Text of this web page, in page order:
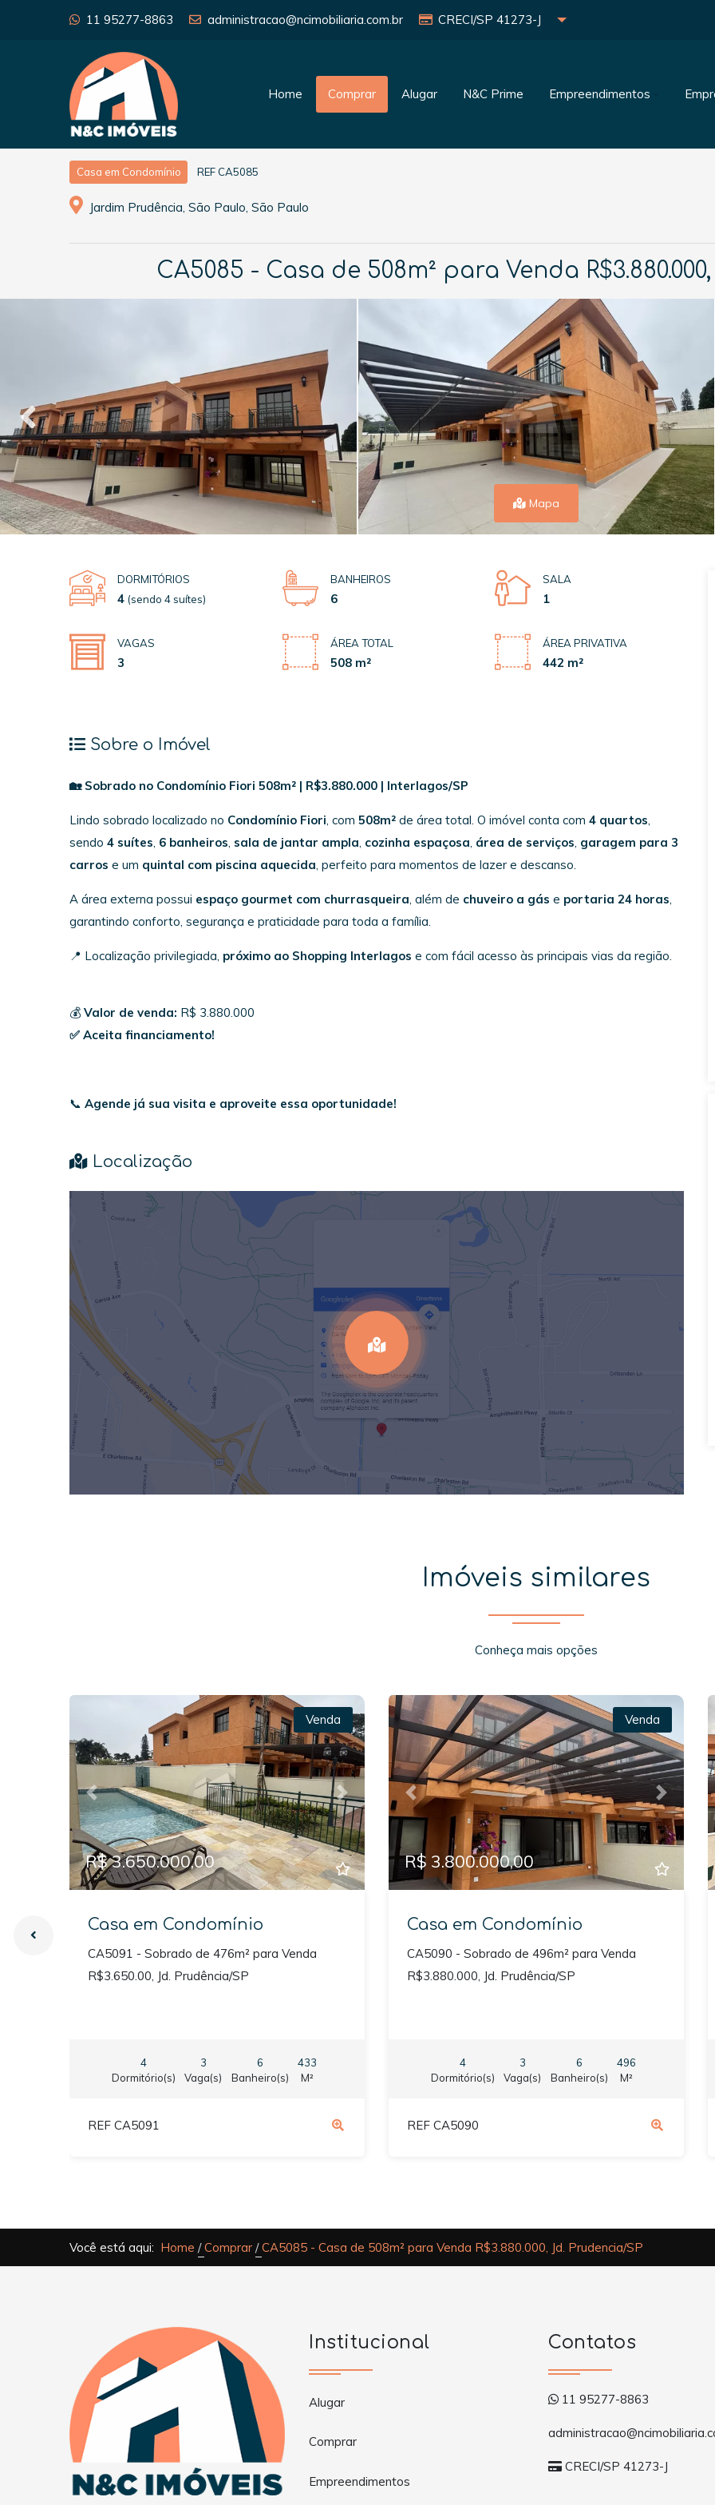
11 95277-8863 administracao@ncimobiliaria.com.br CRECI/SP 41273-J
Home Comprar Alugar N&C Prime Empreendimentos
Casa em Condomínio REF CA5085
Jardim Prudência, São Paulo, São Paulo
CA5085 - Casa de 508m² para Venda
Mapa
DORMITÓRIOS
4 (sendo 4 suítes)
BANHEIROS
6
SALA
1
VAGAS
3
ÁREA TOTAL
508 m²
ÁREA PRIVATIVA
442 m²
Sobre o Imóvel
🏡 Sobrado no Condomínio Fiori 508m² | R$3.880.000 | Interlagos/SP
Lindo sobrado localizado no Condomínio Fiori , com 508m² de área total. O imóvel conta com 4 quartos
sendo 4 suítes 6 banheiros sala de jantar ampla cozinha espaçosa área de serviços garagem para 3
carros e um quintal com piscina aquecida , perfeito para momentos de lazer e descanso.
A área externa possui espaço gourmet com churrasqueira , além de chuveiro a gás e portaria 24 horas
garantindo conforto, segurança e praticidade para toda a família.
📍 Localização privilegiada, próximo ao Shopping Interlagos e com fácil acesso às principais vias da região.
💰 Valor de venda: R$ 3.880.000
✅ Aceita financiamento!
📞 Agende já sua visita e aproveite essa oportunidade!
Localização
Imóveis similares
Conheça mais opções
Previous Next
Venda
R$ 3.650.000,00
Casa em Condomínio
CA5091 - Sobrado de 476m² para Venda
R$3.650.00, Jd. Prudência/SP
4
Dormitório(s)
3
Vaga(s)
6
Banheiro(s)
433
M²
REF CA5091
Previous Next
Venda
R$ 3.800.000,00
Casa em Condomínio
CA5090 - Sobrado de 496m² para Venda
R$3.880.000, Jd. Prudência/SP
4
Dormitório(s)
3
Vaga(s)
6
Banheiro(s)
496
M²
REF CA5090
Você está aqui: Home Comprar CA5085 - Casa de 508m² para Venda R$3.880.000, Jd. Prudencia/SP
Institucional
Alugar
Comprar
Empreendimentos
Contatos
11 95277-8863
CRECI/SP 41273-J